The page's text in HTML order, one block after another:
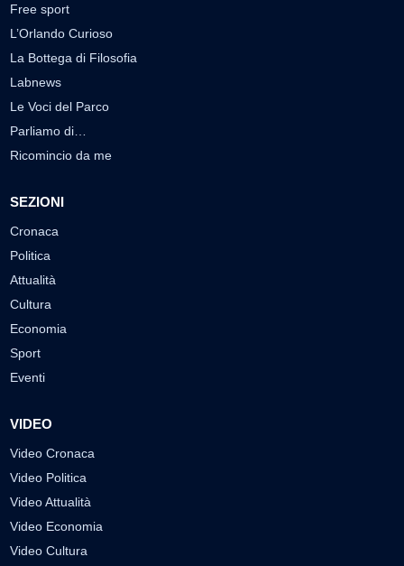
Free sport
L’Orlando Curioso
La Bottega di Filosofia
Labnews
Le Voci del Parco
Parliamo di…
Ricomincio da me
SEZIONI
Cronaca
Politica
Attualità
Cultura
Economia
Sport
Eventi
VIDEO
Video Cronaca
Video Politica
Video Attualità
Video Economia
Video Cultura